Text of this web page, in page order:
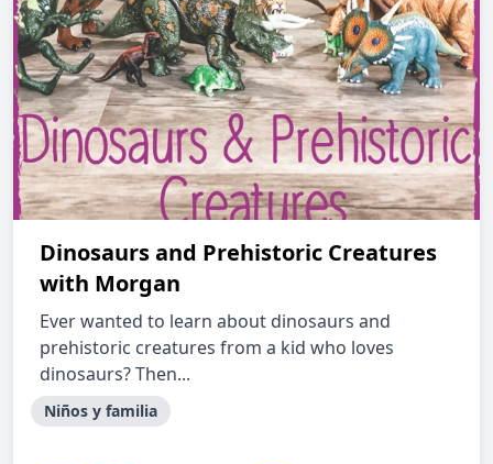
Dinosaurs and Prehistoric Creatures
with Morgan
Ever wanted to learn about dinosaurs and
prehistoric creatures from a kid who loves
dinosaurs? Then...
Niños y familia